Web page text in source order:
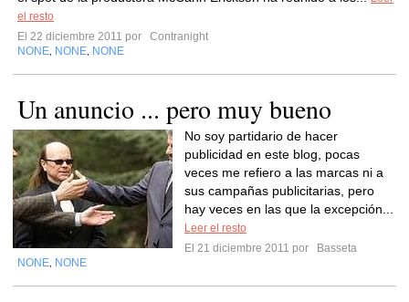
el resto
El 22 diciembre 2011 por
Contranight
NONE NONE NONE
Un anuncio ... pero muy bueno
No soy partidario de hacer
publicidad en este blog, pocas
veces me refiero a las marcas ni a
sus campañas publicitarias, pero
hay veces en las que la excepción...
Leer el resto
El 21 diciembre 2011 por
Basseta
NONE NONE